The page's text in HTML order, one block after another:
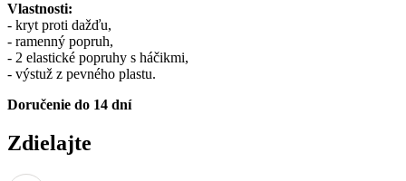
Vlastnosti:
- kryt proti dažďu,
- ramenný popruh,
- 2 elastické popruhy s háčikmi,
- výstuž z pevného plastu.
Doručenie do 14 dní
Zdielajte